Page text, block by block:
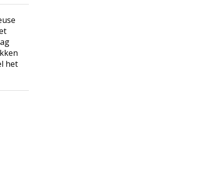
het